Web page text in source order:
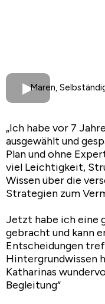
Maren,
„Ich habe vor 7
ausgewählt und
Plan und ohne
viel Leichtigkeit,
Wissen über die
Strategien zum
Jetzt habe ich eine
gebracht und kann
Entscheidungen
Hintergrundwissen
Katharinas
Begleitung“